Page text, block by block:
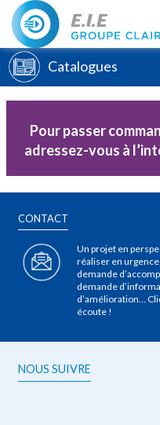
Catalogues
Pour passer
adressez-vous à
CONTACT
Un projet en
réaliser en
demande
demande
d’amélioration…
écoute !
NOUS SUIVRE